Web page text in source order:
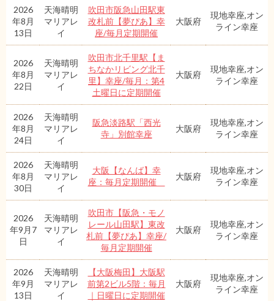
2026
年8月
13日
天海晴明
マリアレ
イ
吹田市阪急山田駅東
改札前【夢ぴあ】幸
座/毎月定期開催
大阪府
現地幸座,オン
ライン幸座
2026
年8月
22日
天海晴明
マリアレ
イ
吹田市北千里駅【ま
ちなかリビング北千
里】幸座/毎月：第4
土曜日に定期開催
大阪府
現地幸座,オン
ライン幸座
2026
年8月
24日
天海晴明
マリアレ
イ
阪急淡路駅「西光
寺」別館幸座
大阪府
現地幸座,オン
ライン幸座
2026
年8月
30日
天海晴明
マリアレ
イ
大阪【なんば】幸
座：毎月定期開催
大阪府
現地幸座,オン
ライン幸座
2026
年9月7
日
天海晴明
マリアレ
イ
吹田市【阪急・モノ
レール山田駅】東改
札前【夢ぴあ】幸座/
毎月定期開催
大阪府
現地幸座,オン
ライン幸座
2026
年9月
13日
天海晴明
マリアレ
イ
【大阪梅田】大阪駅
前第2ビル5階：毎月
｜日曜日に定期開催
大阪府
現地幸座,オン
ライン幸座